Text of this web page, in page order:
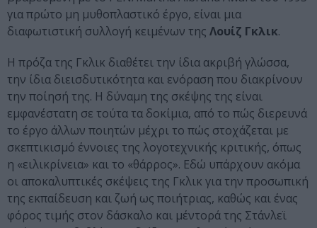
για πρώτο μη μυθοπλαστικό έργο, είναι μια
διαφωτιστική συλλογή κειμένων της Λουίζ Γκλικ.
Η πρόζα της Γκλικ διαθέτει την ίδια ακριβή γλώσσα,
την ίδια διεισδυτικότητα και ενόραση που διακρίνουν
την ποίησή της. Η δύναμη της σκέψης της είναι
εμφανέστατη σε τούτα τα δοκίμια, από το πώς διερευνά
το έργο άλλων ποιητών μέχρι το πώς στοχάζεται με
σκεπτικισμό έννοιες της λογοτεχνικής κριτικής, όπως
η «ειλικρίνεια» και το «θάρρος». Εδώ υπάρχουν ακόμα
οι αποκαλυπτικές σκέψεις της Γκλικ για την προσωπική
της εκπαίδευση και ζωή ως ποιήτριας, καθώς και ένας
φόρος τιμής στον δάσκαλο και μέντορά της Στάνλεϊ